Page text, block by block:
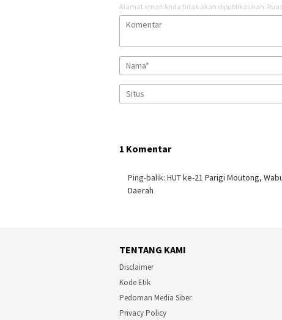
Alamat email Anda tidak akan dipublikasikan.
1 Komentar
Ping-balik: HUT ke-21 Parigi Moutong,
Daerah
TENTANG KAMI
Disclaimer
Kode Etik
Pedoman Media Siber
Privacy Policy